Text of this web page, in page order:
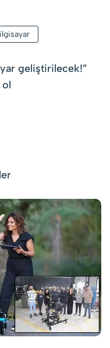
geliştirilecek!”